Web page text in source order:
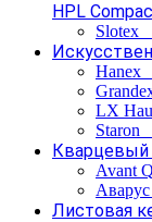
HPL
Slotex
Hanex
LX
Staron
Кварцевый
Avant
Аварус
Листовая